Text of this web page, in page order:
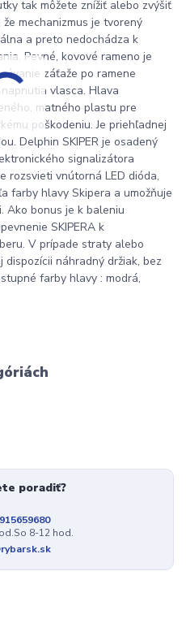
tak môžete znížiť alebo zvýšiť
mechanizmus je tvorený
a preto nedochádza k
Pevné, kovové rameno je
záťaže po ramene
vlasca. Hlava
matného plastu pre
poškodeniu. Je priehľadnej
Delphin SKIPER je osadený
signalizátora
rozsvieti vnútorná LED dióda,
farby hlavy Skipera a umožňuje
Ako bonus je k baleniu
SKIPERA k
V prípade straty alebo
náhradný držiak, bez
farby hlavy : modrá,
poradiť?
8-12 hod.